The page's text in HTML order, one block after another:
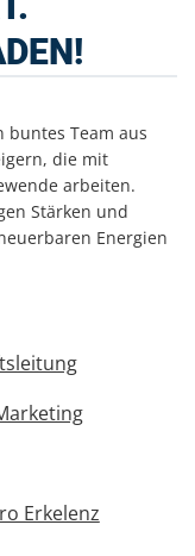
buntes Team aus
die mit
arbeiten.
Stärken und
Energien
Erkelenz